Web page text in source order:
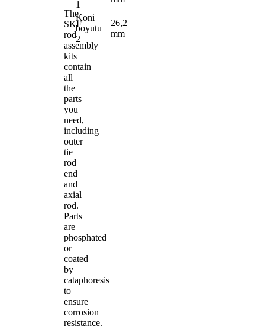
The
SKF
rod
assembly
kits
contain
all
the
parts
you
need,
including
outer
tie
rod
end
and
axial
rod.
Parts
are
phosphated
or
coated
by
cataphoresis
to
ensure
corrosion
resistance.
1
Koni
boyutu
2
26,2
mm